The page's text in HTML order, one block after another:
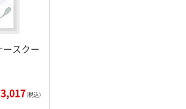
スクー
（税込）